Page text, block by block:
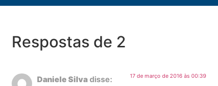
Respostas de 2
Daniele Silva disse: 17 de março de 2016 às 00:39